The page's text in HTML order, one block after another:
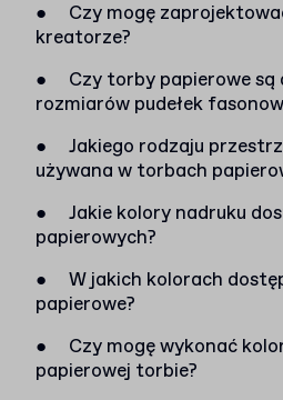
●
Czy mogę
kreatorze?
●
Czy torby papierowe są
rozmiarów pudełek
●
Jakiego rodzaju
używana w torbach
●
Jakie kolory nadruku
papierowych?
●
W jakich kolorach
papierowe?
●
Czy mogę wykonać
papierowej torbie?